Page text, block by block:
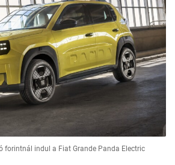
forintnál indul a Fiat Grande Panda Electric